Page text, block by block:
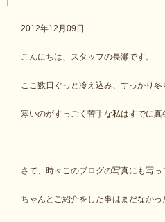
2012年12月09日
こんにちは、スタッフの長瀬です。
ここ数日ぐっと冷え込み、すっかり冬
寒いのがすっごく苦手な私はすでに真
さて、時々このブログの写真にも写っ
ちゃんとご紹介をした事はまだなかっ